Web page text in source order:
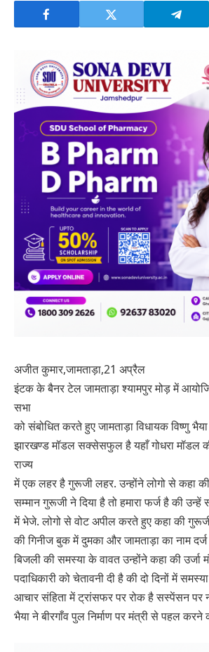
अजीत कुमार,जामताड़ा,21 अप्रैल
इंटक के बैनर टेल जामताड़ा श्यामपुर मोड़ में
सभा
को संबोधित करते हुए जामताड़ा विधायक विष्णु
झारखण्ड मॉडल सक्सेसफुल है यहाँ गोधरा मॉडल
राज्य
में एक लहर है गुरूजी लहर. उन्होंने लोगो से कहा की
सम्मान गुरूजी ने दिया है तो हमारा फर्ज है की उन्हें
में भेजे. लोगो से वोट अपील करते हुए कहा की
की गिनीज बुक में दुमका और जामताड़ा का नाम दर्ज
बिजली की समस्या के वावत उन्होंने कहा की उर्जा
पदाधिकारी को चेतावनी दी है की दो दिनों में
आचार संहिता में ट्रांसफर पर रोक है सस्पेंसन पर
भैया ने बीरगाँव पुल निर्माण पर मंत्री से पहल करने